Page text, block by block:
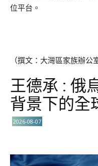
位平台。
（撰文：大灣區家族辦公
王德承 : 俄
背景下的全
2026-08-07